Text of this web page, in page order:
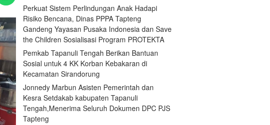
Perkuat Sistem Perlindungan Anak Hadapi
Risiko Bencana, Dinas PPPA Tapteng
Gandeng Yayasan Pusaka Indonesia dan Save
the Children Sosialisasi Program PROTEKTA
Pemkab Tapanuli Tengah Berikan Bantuan
Sosial untuk 4 KK Korban Kebakaran di
Kecamatan Sirandorung
Jonnedy Marbun Asisten Pemerintah dan
Kesra Setdakab kabupaten Tapanuli
Tengah,Menerima Seluruh Dokumen DPC PJS
Tapteng